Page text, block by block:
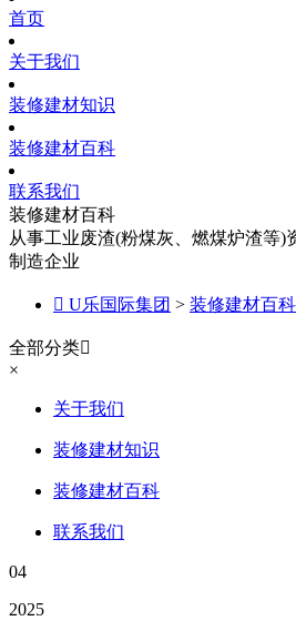
首页
关于我们
装修建材知识
装修建材百科
联系我们
装修建材百科
从事工业废渣(粉煤灰、燃煤炉渣等)
制造企业
 U乐国际集团 > 装修建材百科
全部分类
×
关于我们
装修建材知识
装修建材百科
联系我们
04
2025